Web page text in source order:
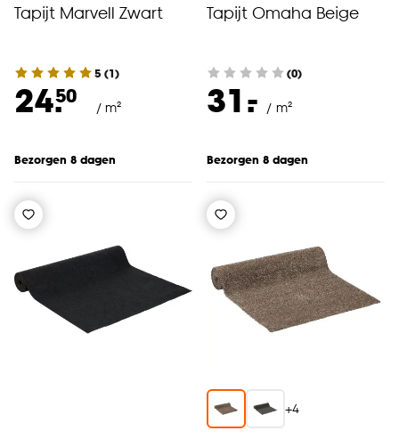
Tapijt Marvell Zwart
5 (1)
24.50
/ m²
Bezorgen 8 dagen
Tapijt Omaha Beige
(0)
31.
- / m²
Bezorgen 8 dagen
+4